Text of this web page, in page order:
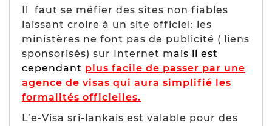
Il faut se méfier des sites non fiables
laissant croire à un site officiel: les
ministères ne font pas de publicité ( liens
sponsorisés) sur Internet mais il est
cependant plus facile de passer par une
agence de visas qui aura simplifié les
formalités officielles.
L’e-Visa sri-lankais est valable pour des